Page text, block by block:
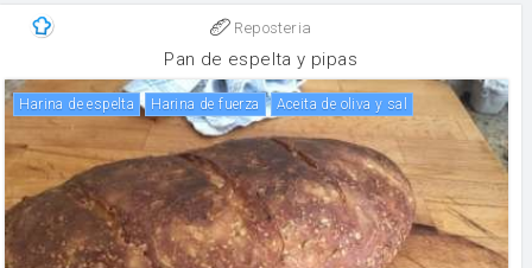
Reposteria
Pan de espelta y pipas
Harina de espelta harina de fuerza Aceita de oliva y sal